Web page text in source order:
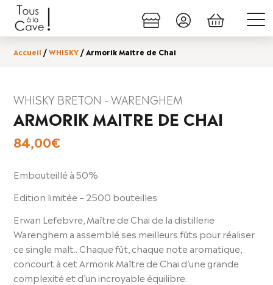
Accueil /WHISKY / Armorik Maitre de Chai
WHISKY BRETON - WARENGHEM
ARMORIK MAITRE DE CHAI
84,00€
Embouteillé à 50%
Edition limitée – 2500 bouteilles
Erwan Lefebvre, Maître de Chai de la distillerie
Warenghem a assemblé ses meilleurs fûts pour réaliser
ce single malt.. Chaque fût, chaque note aromatique,
concourt à cet Armorik Maître de Chai d’une grande
complexité et d’un incroyable équilibre.